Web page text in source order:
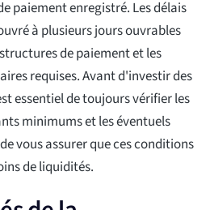
paiement enregistré. Les délais
à plusieurs jours ouvrables
de paiement et les
requises. Avant d'investir des
essentiel de toujours vérifier les
minimums et les éventuels
vous assurer que ces conditions
de liquidités.